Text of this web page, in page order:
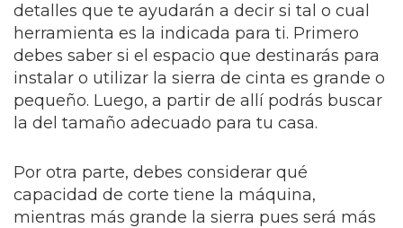
detalles que te ayudarán a decir si tal o cual
herramienta es la indicada para ti. Primero
debes saber si el espacio que destinarás para
instalar o utilizar la sierra de cinta es grande o
pequeño. Luego, a partir de allí podrás buscar
la del tamaño adecuado para tu casa.
Por otra parte, debes considerar qué
capacidad de corte tiene la máquina,
mientras más grande la sierra pues será más